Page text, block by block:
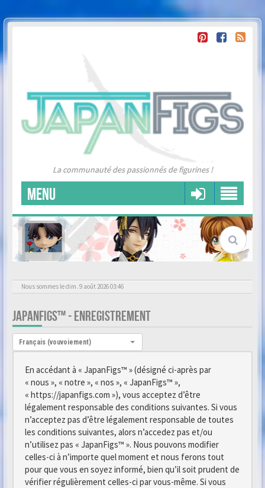
La communauté des passionnés de figurines !
MENU
Nous sommes le dim. 9 août 2026 03:46
JAPANFIGS™ - ENREGISTREMENT
Langue :
Français (vouvoiement)
En accédant à « JapanFigs™ » (désigné ci-après par
« nous », « notre », « nos », « JapanFigs™ »,
« https://japanfigs.com »), vous acceptez d’être
légalement responsable des conditions suivantes. Si vous
n’acceptez pas d’être légalement responsable de toutes
les conditions suivantes, alors n’accedez pas et/ou
n’utilisez pas « JapanFigs™ ». Nous pouvons modifier
celles-ci à n’importe quel moment et nous ferons tout
pour que vous en soyez informé, bien qu’il soit prudent de
vérifier régulièrement celles-ci par vous-même. Si vous